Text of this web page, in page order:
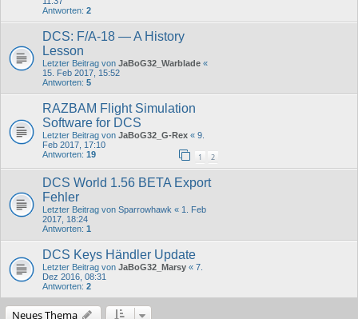
Antworten: 2
DCS: F/A-18 — A History
Lesson
Letzter Beitrag von JaBoG32_Warblade «
15. Feb 2017, 15:52
Antworten: 5
RAZBAM Flight Simulation
Software for DCS
Letzter Beitrag von JaBoG32_G-Rex « 9.
Feb 2017, 17:10
Antworten: 19 1 2
DCS World 1.56 BETA Export
Fehler
Letzter Beitrag von Sparrowhawk « 1. Feb
2017, 18:24
Antworten: 1
DCS Keys Händler Update
Letzter Beitrag von JaBoG32_Marsy « 7.
Dez 2016, 08:31
Antworten: 2
Neues Thema